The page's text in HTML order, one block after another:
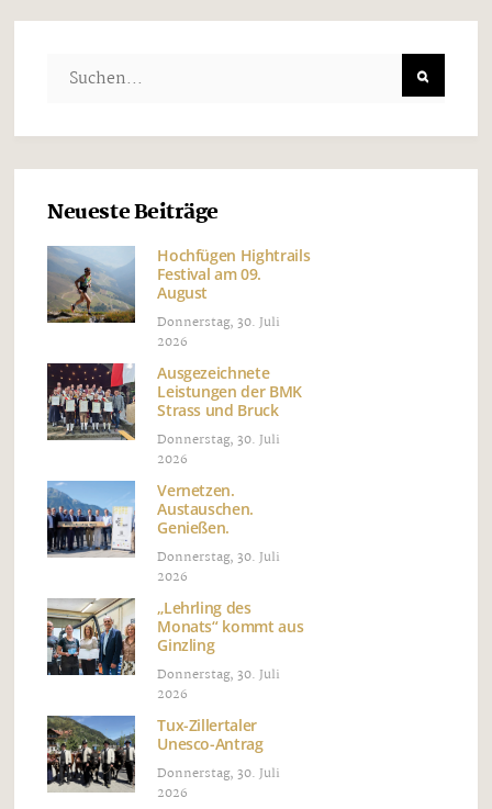
Neueste Beiträge
Hochfügen Hightrails
Festival am 09.
August
Donnerstag, 30. Juli
2026
Ausgezeichnete
Leistungen der BMK
Strass und Bruck
Donnerstag, 30. Juli
2026
Vernetzen.
Austauschen.
Genießen.
Donnerstag, 30. Juli
2026
„Lehrling des
Monats“ kommt aus
Ginzling
Donnerstag, 30. Juli
2026
Tux-Zillertaler
Unesco-Antrag
Donnerstag, 30. Juli
2026